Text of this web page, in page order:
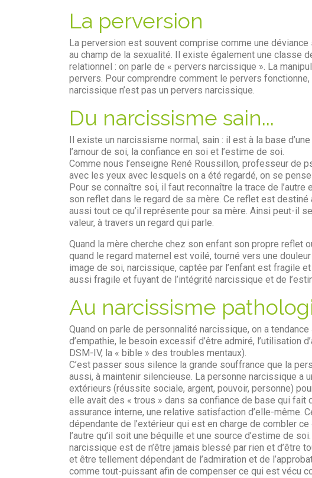
La perversion
La perversion est souvent comprise comme une
au champ de la sexualité. Il existe également une classe
relationnel : on parle de « pervers narcissique ». La
pervers. Pour comprendre comment le pervers
narcissique n’est pas un pervers narcissique.
Du narcissisme sain...
Il existe un narcissisme normal, sain : il est à la base
l’amour de soi, la confiance en soi et l’estime de soi.
Comme nous l’enseigne René Roussillon, professeur de
avec les yeux avec lesquels on a été regardé, on se
Pour se connaître soi, il faut reconnaître la trace de l’autre
son reflet dans le regard de sa mère. Ce reflet est
aussi tout ce qu’il représente pour sa mère. Ainsi peut-il
valeur, à travers un regard qui parle.
Quand la mère cherche chez son enfant son propre reflet
quand le regard maternel est voilé, tourné vers une
image de soi, narcissique, captée par l’enfant est fragile
aussi fragile et fuyant de l’intégrité narcissique et de
Au narcissisme
Quand on parle de personnalité narcissique, on a
d’empathie, le besoin excessif d’être admiré, l’utilisation
DSM-IV, la « bible » des troubles mentaux).
C’est passer sous silence la grande souffrance que la
aussi, à maintenir silencieuse. La personne narcissique a
extérieurs (réussite sociale, argent, pouvoir, personne)
elle avait des « trous » dans sa confiance de base qui fait
assurance interne, une relative satisfaction d’elle-même.
dépendante de l’extérieur qui est en charge de combler
l’autre qu’il soit une béquille et une source d’estime de
narcissique est de n’être jamais blessé par rien et d’être
et être tellement dépendant de l’admiration et de
comme tout-puissant afin de compenser ce qui est vécu